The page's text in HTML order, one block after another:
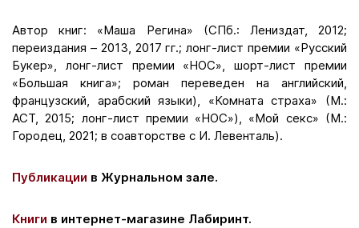
Автор книг: «Маша Регина» (СПб.: Лениздат, 2012;
переиздания – 2013, 2017 гг.; лонг-лист премии «Русский
Букер», лонг-лист премии «НОС», шорт-лист премии
«Большая книга»; роман переведен на английский,
французский, арабский языки), «Комната страха» (М.:
АСТ, 2015; лонг-лист премии «НОС»), «Мой секс» (М.:
Городец, 2021; в соавторстве с И. Левенталь).
Публикации в Журнальном зале.
Книги в интернет-магазине Лабиринт.